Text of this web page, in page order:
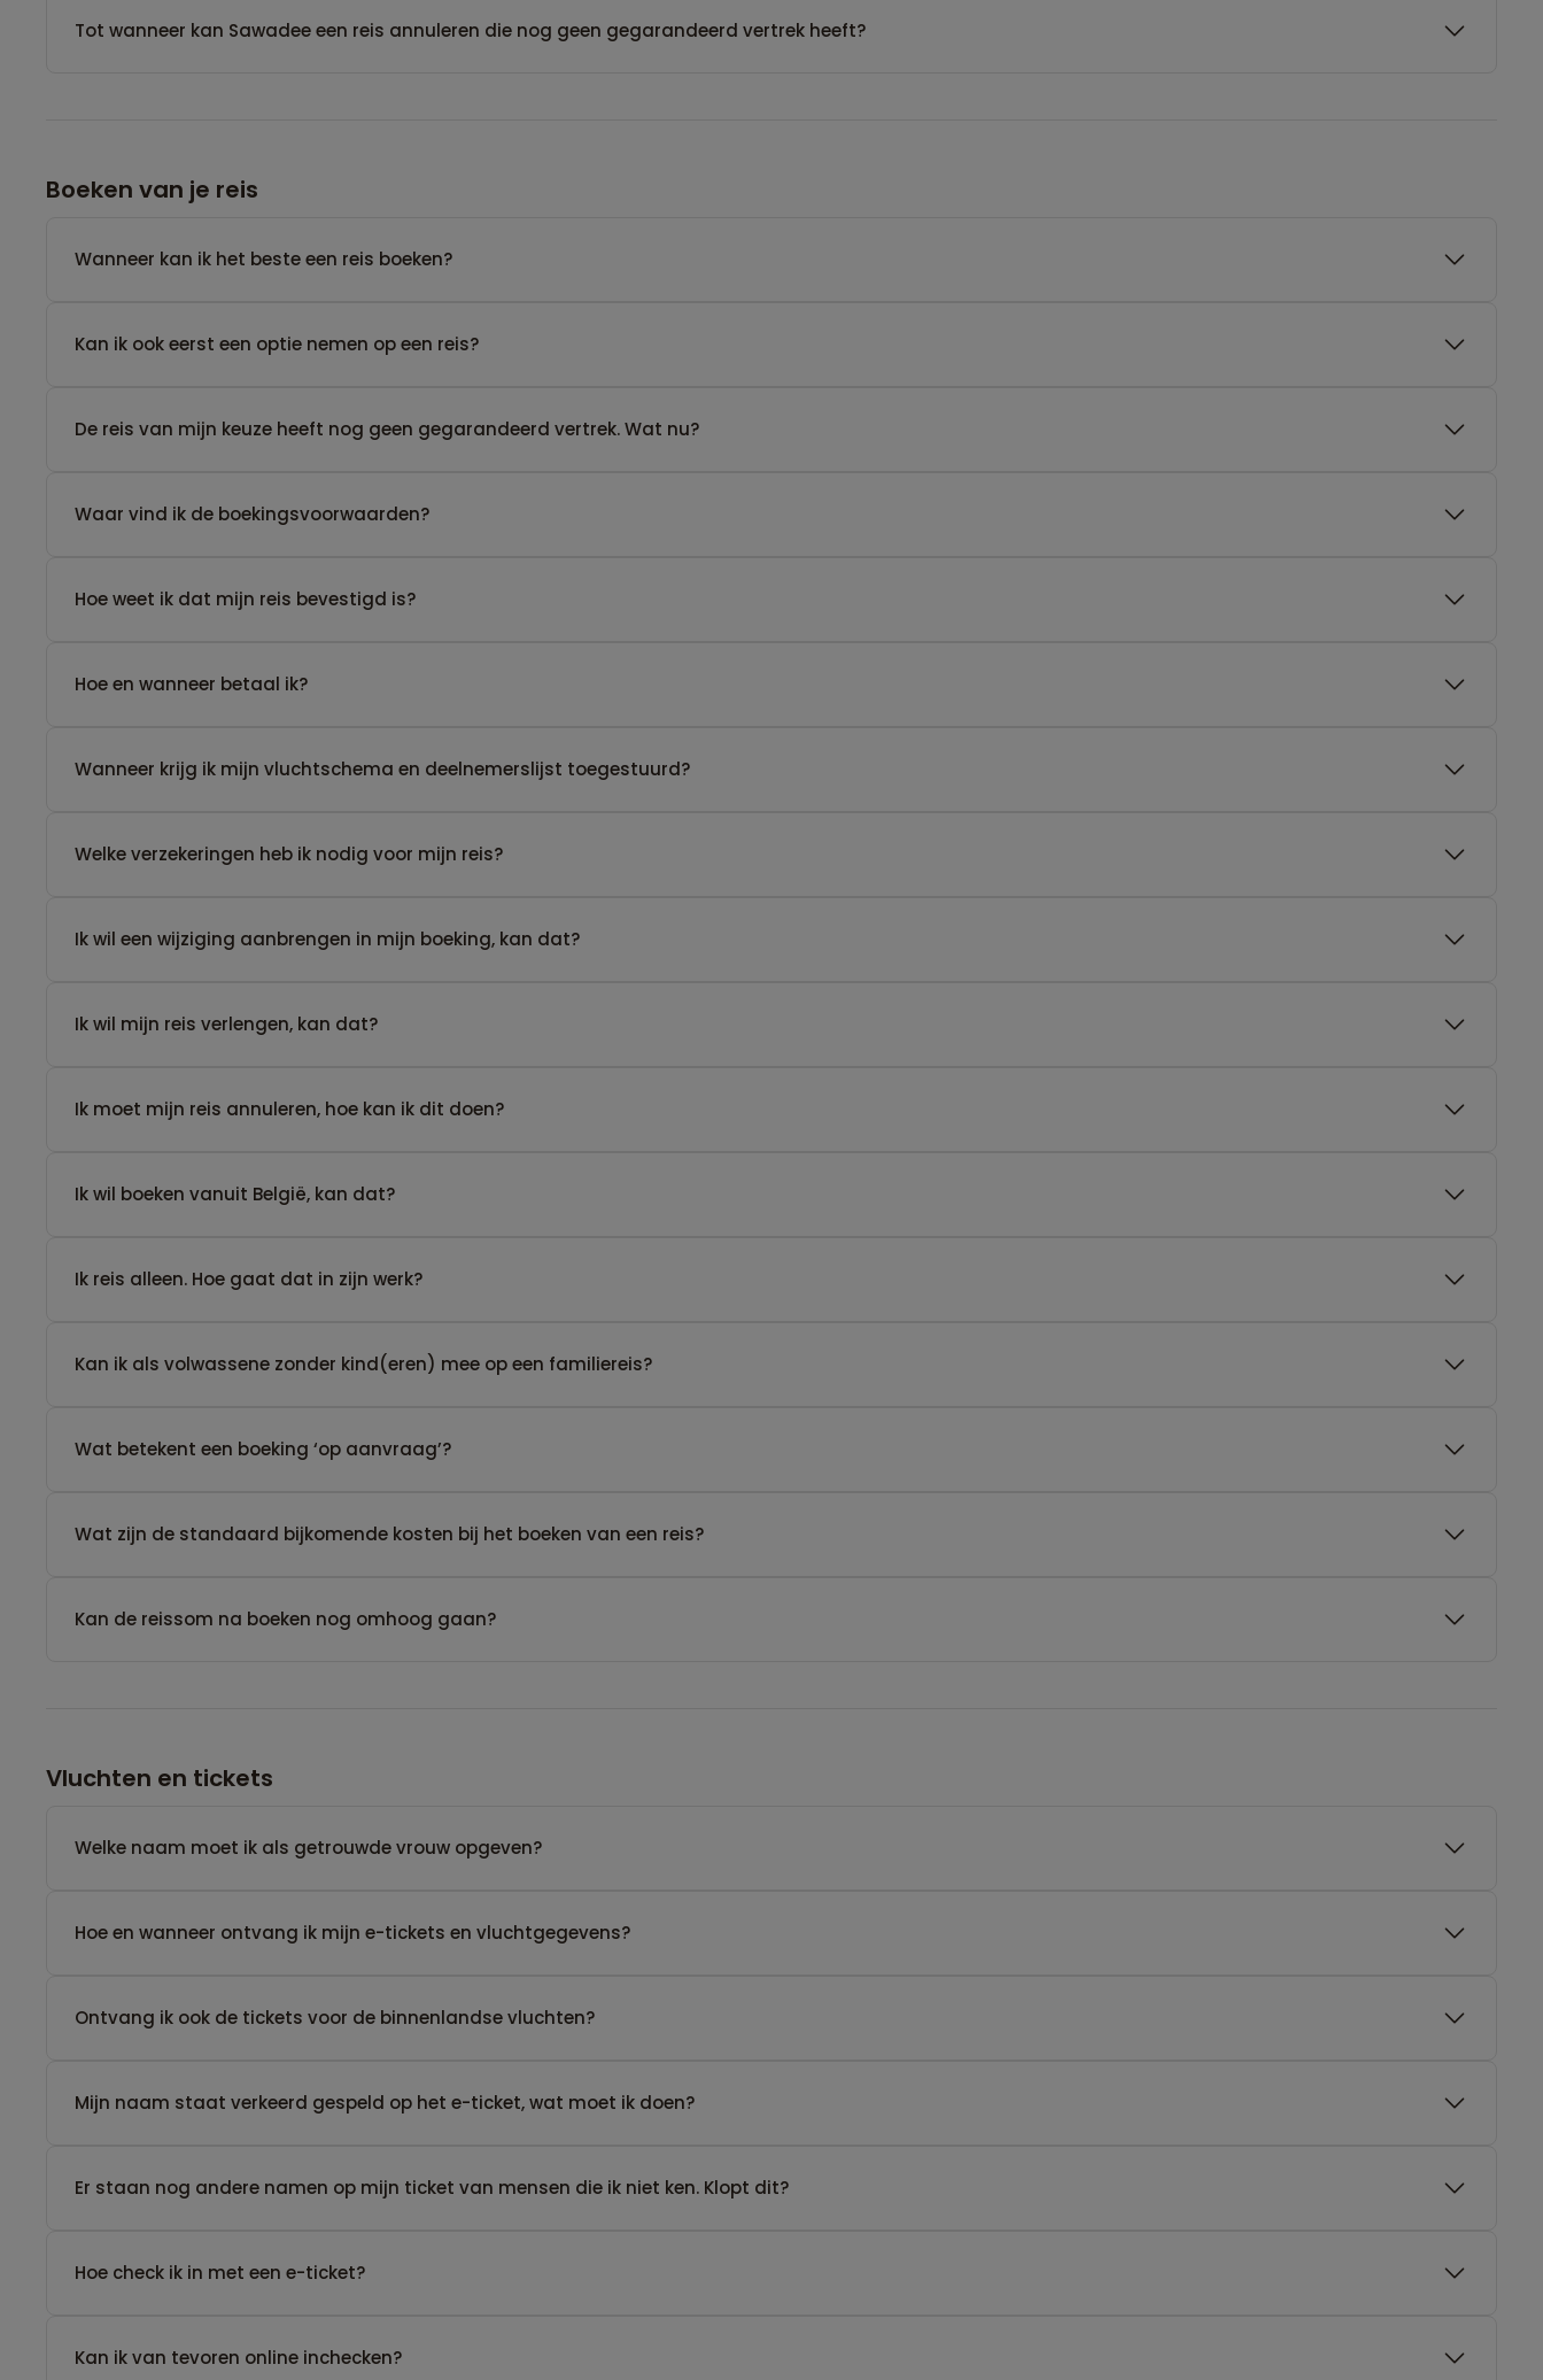
Tot wanneer kan Sawadee een reis annuleren die nog geen gegarandeerd vertrek heeft?
Boeken van je reis
Wanneer kan ik het beste een reis boeken?
Kan ik ook eerst een optie nemen op een reis?
De reis van mijn keuze heeft nog geen gegarandeerd vertrek. Wat nu?
Waar vind ik de boekingsvoorwaarden?
Hoe weet ik dat mijn reis bevestigd is?
Hoe en wanneer betaal ik?
Wanneer krijg ik mijn vluchtschema en deelnemerslijst toegestuurd?
Welke verzekeringen heb ik nodig voor mijn reis?
Ik wil een wijziging aanbrengen in mijn boeking, kan dat?
Ik wil mijn reis verlengen, kan dat?
Ik moet mijn reis annuleren, hoe kan ik dit doen?
Ik wil boeken vanuit België, kan dat?
​Ik reis alleen. Hoe gaat dat in zijn werk?
Kan ik als volwassene zonder kind(eren) mee op een familiereis?
Wat betekent een boeking ‘op aanvraag’?
Wat zijn de standaard bijkomende kosten bij het boeken van een reis?
Kan de reissom na boeken nog omhoog gaan?
Vluchten en tickets
Welke naam moet ik als getrouwde vrouw opgeven?
Hoe en wanneer ontvang ik mijn e-tickets en vluchtgegevens?
Ontvang ik ook de tickets voor de binnenlandse vluchten?
Mijn naam staat verkeerd gespeld op het e-ticket, wat moet ik doen?
Er staan nog andere namen op mijn ticket van mensen die ik niet ken. Klopt dit?
Hoe check ik in met een e-ticket?
Kan ik van tevoren online inchecken?